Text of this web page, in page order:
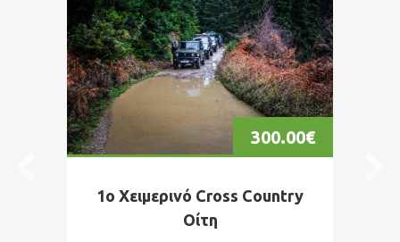
300.00€
1ο Χειμερινό Cross Country
Οίτη